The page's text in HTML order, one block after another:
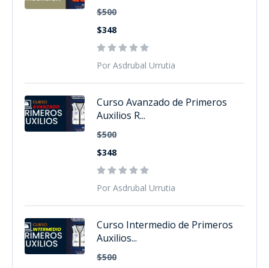
$500
$348
Por Asdrubal Urrutia
Curso Avanzado de Primeros
Auxilios R...
$500
$348
Por Asdrubal Urrutia
Curso Intermedio de Primeros
Auxilios...
$500